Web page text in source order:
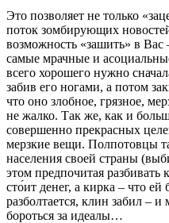
Это позволяет не только
поток зомбирующих
возможность «зашить» в Вас
самые мрачные и
всего хорошего нужно
забив его ногами, а потом
что оно злобное, грязное,
не жалко. Так же, как и
совершенно прекрасных
мерзкие вещи. Полпотовцы
населения своей страны
этом предпочитая
сто́ит денег, а кирка – что ей
разболтается, клин забил –
бороться за идеалы…